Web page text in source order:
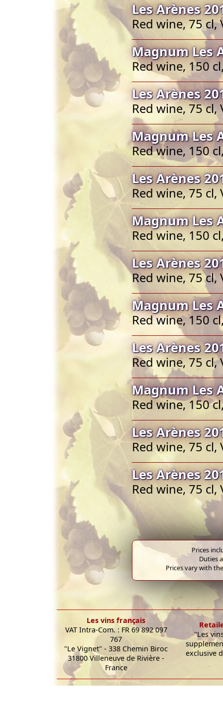
Les Arènes
Red wine, 75 cl,
Magnum Les
Red wine, 150
Les Arènes
Red wine, 75 cl,
Magnum Les
Red wine, 150
Les Arènes
Red wine, 75 cl,
Magnum Les
Red wine, 150
Les Arènes
Red wine, 75 cl,
Magnum Les
Red wine, 150
Les Arènes
Red wine, 75 cl,
Magnum Les
Red wine, 150
Les Arènes
Red wine, 75 cl,
Les Arènes
Red wine, 75 cl,
Prices
Duties
Prices vary with
Les vins français
VAT Intra-Com. : FR 69 892 097
767
"Le Vignet" - 338 Chemin Biroc
31800 Villeneuve de Rivière -
France
"Les
exclusive